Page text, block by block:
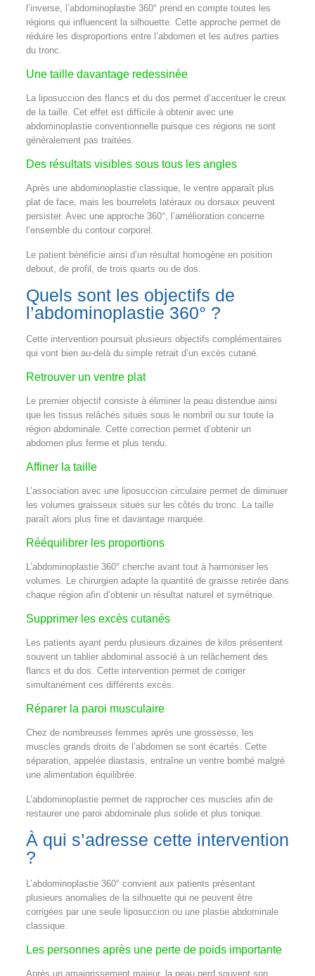
l’inverse, l’abdominoplastie 360° prend en compte toutes les
régions qui influencent la silhouette. Cette approche permet de
réduire les disproportions entre l’abdomen et les autres parties
du tronc.
Une taille davantage redessinée
La liposuccion des flancs et du dos permet d’accentuer le creux
de la taille. Cet effet est difficile à obtenir avec une
abdominoplastie conventionnelle puisque ces régions ne sont
généralement pas traitées.
Des résultats visibles sous tous les angles
Après une abdominoplastie classique, le ventre apparaît plus
plat de face, mais les bourrelets latéraux ou dorsaux peuvent
persister. Avec une approche 360°, l’amélioration concerne
l’ensemble du contour corporel.
Le patient bénéficie ainsi d’un résultat homogène en position
debout, de profil, de trois quarts ou de dos.
Quels sont les objectifs de
l’abdominoplastie 360° ?
Cette intervention poursuit plusieurs objectifs complémentaires
qui vont bien au-delà du simple retrait d’un excès cutané.
Retrouver un ventre plat
Le premier objectif consiste à éliminer la peau distendue ainsi
que les tissus relâchés situés sous le nombril ou sur toute la
région abdominale. Cette correction permet d’obtenir un
abdomen plus ferme et plus tendu.
Affiner la taille
L’association avec une liposuccion circulaire permet de diminuer
les volumes graisseux situés sur les côtés du tronc. La taille
paraît alors plus fine et davantage marquée.
Rééquilibrer les proportions
L’abdominoplastie 360° cherche avant tout à harmoniser les
volumes. Le chirurgien adapte la quantité de graisse retirée dans
chaque région afin d’obtenir un résultat naturel et symétrique.
Supprimer les excès cutanés
Les patients ayant perdu plusieurs dizaines de kilos présentent
souvent un tablier abdominal associé à un relâchement des
flancs et du dos. Cette intervention permet de corriger
simultanément ces différents excès.
Réparer la paroi musculaire
Chez de nombreuses femmes après une grossesse, les
muscles grands droits de l’abdomen se sont écartés. Cette
séparation, appelée diastasis, entraîne un ventre bombé malgré
une alimentation équilibrée.
L’abdominoplastie permet de rapprocher ces muscles afin de
restaurer une paroi abdominale plus solide et plus tonique.
À qui s’adresse cette intervention
?
L’abdominoplastie 360° convient aux patients présentant
plusieurs anomalies de la silhouette qui ne peuvent être
corrigées par une seule liposuccion ou une plastie abdominale
classique.
Les personnes après une perte de poids importante
Après un amaigrissement majeur, la peau perd souvent son